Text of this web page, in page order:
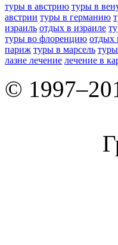
туры в австрию туры в
австрии туры в германию
израиль отдых в израиле
туры во флоренцию отдых
париж туры в марсель
лазне лечение лечение в
©